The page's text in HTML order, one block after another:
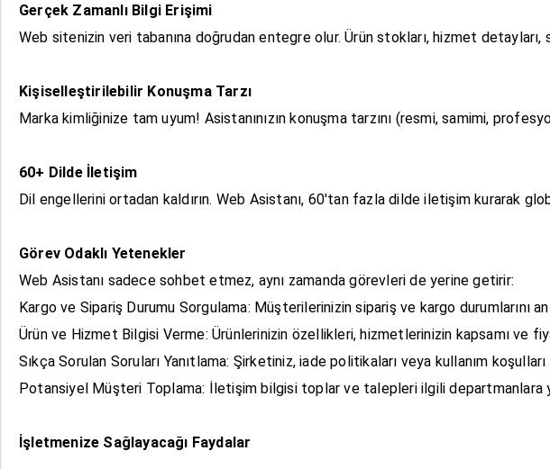
Gerçek Zamanlı Bilgi Erişimi
Web sitenizin veri tabanına doğrudan entegre olur. Ürün stokları, hizmet
Kişiselleştirilebilir Konuşma Tarzı
Marka kimliğinize tam uyum! Asistanınızın konuşma tarzını (resmi, samimi,
60+ Dilde İletişim
Dil engellerini ortadan kaldırın. Web Asistanı, 60'tan fazla dilde iletişim kurarak
Görev Odaklı Yetenekler
Web Asistanı sadece sohbet etmez, aynı zamanda görevleri de yerine getirir:
Kargo ve Sipariş Durumu Sorgulama: Müşterilerinizin sipariş ve kargo durumlarını
Ürün ve Hizmet Bilgisi Verme: Ürünlerinizin özellikleri, hizmetlerinizin kapsamı ve
Sıkça Sorulan Soruları Yanıtlama: Şirketiniz, iade politikaları veya kullanım
Potansiyel Müşteri Toplama: İletişim bilgisi toplar ve talepleri ilgili departmanlara
İşletmenize Sağlayacağı Faydalar